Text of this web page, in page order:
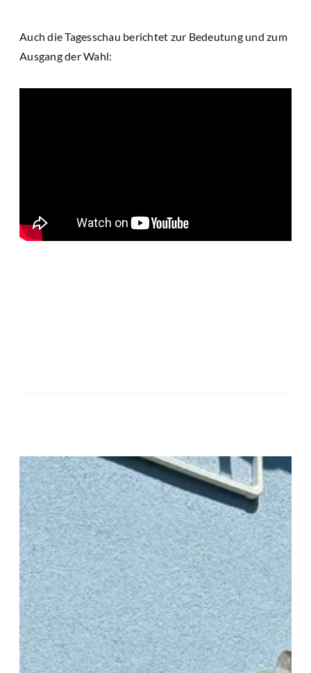
Auch die Tagesschau berichtet zur Bedeutung und zum
Ausgang der Wahl: